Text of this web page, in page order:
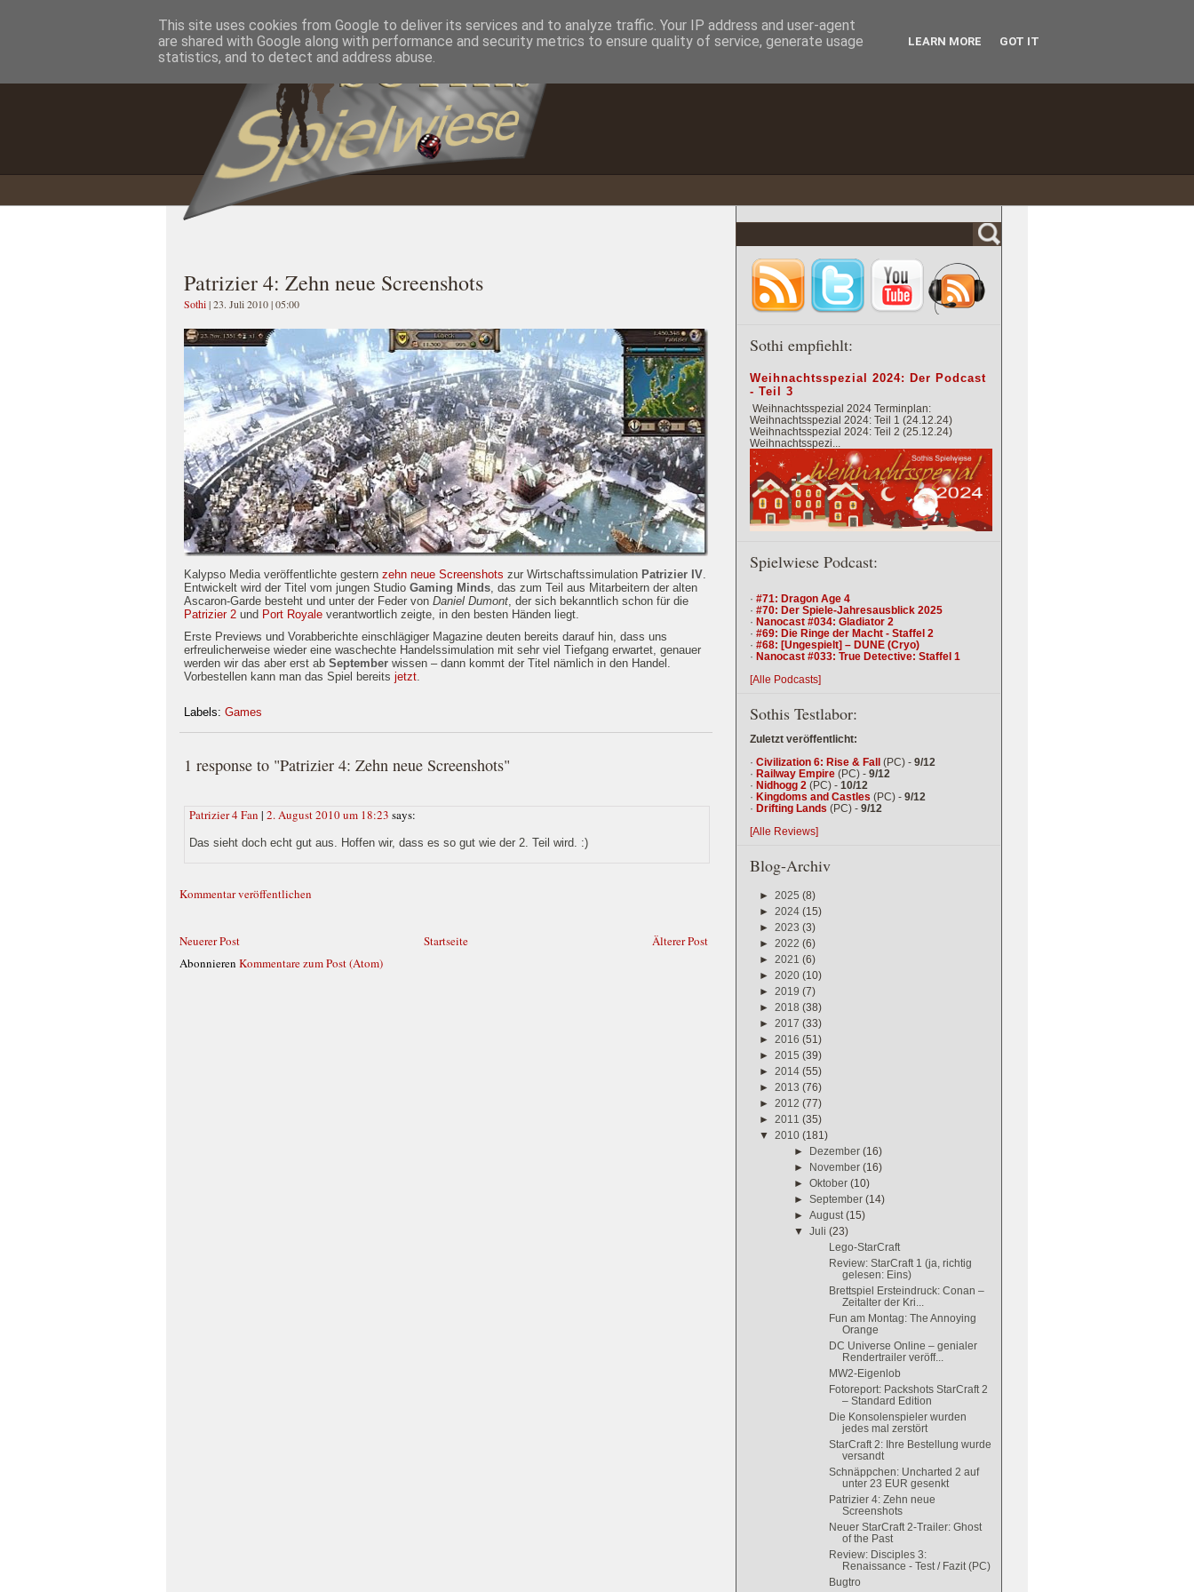
Home Impressum Datenschutzererklärung
Patrizier 4: Zehn neue Screenshots
Sothi| 23. Juli 2010 | 05:00
Kalypso Media veröffentlichte gestern zehn neue Screenshots zur Wirtschaftssimulation Patrizier IV.
Entwickelt wird der Titel vom jungen Studio Gaming Minds, das zum Teil aus Mitarbeitern der alten
Ascaron-Garde besteht und unter der Feder von Daniel Dumont, der sich bekanntlich schon für die
Patrizier 2 und Port Royale verantwortlich zeigte, in den besten Händen liegt.
Erste Previews und Vorabberichte einschlägiger Magazine deuten bereits darauf hin, dass uns
erfreulicherweise wieder eine waschechte Handelssimulation mit sehr viel Tiefgang erwartet, genauer
werden wir das aber erst ab September wissen – dann kommt der Titel nämlich in den Handel.
Vorbestellen kann man das Spiel bereits jetzt.
Labels: Games
1 response to "Patrizier 4: Zehn neue Screenshots"
Patrizier 4 Fan | 2. August 2010 um 18:23 says:
Das sieht doch echt gut aus. Hoffen wir, dass es so gut wie der 2. Teil wird. :)
Kommentar veröffentlichen
Neuerer Post Älterer Post
Startseite
Abonnieren Kommentare zum Post (Atom)
Sothi empfiehlt:
Weihnachtsspezial 2024: Der Podcast
- Teil 3
Weihnachtsspezial 2024 Terminplan:
Weihnachtsspezial 2024: Teil 1 (24.12.24)
Weihnachtsspezial 2024: Teil 2 (25.12.24)
Weihnachtsspezi...
Spielwiese Podcast:
· #71: Dragon Age 4
· #70: Der Spiele-Jahresausblick 2025
· Nanocast #034: Gladiator 2
· #69: Die Ringe der Macht - Staffel 2
· #68: [Ungespielt] – DUNE (Cryo)
· Nanocast #033: True Detective: Staffel 1
[Alle Podcasts]
Sothis Testlabor:
Zuletzt veröffentlicht:
· Civilization 6: Rise & Fall (PC) - 9/12
· Railway Empire (PC) - 9/12
· Nidhogg 2 (PC) - 10/12
· Kingdoms and Castles (PC) - 9/12
· Drifting Lands (PC) - 9/12
[Alle Reviews]
Blog-Archiv
► 2025 (8)
► 2024 (15)
► 2023 (3)
► 2022 (6)
► 2021 (6)
► 2020 (10)
► 2019 (7)
► 2018 (38)
► 2017 (33)
► 2016 (51)
► 2015 (39)
► 2014 (55)
► 2013 (76)
► 2012 (77)
► 2011 (35)
▼ 2010 (181)
► Dezember(16)
► November(16)
►Oktober(10)
► September(14)
► August(15)
▼
Juli(23)
Lego-StarCraft
Review: StarCraft 1 (ja, richtig
gelesen: Eins)
Brettspiel Ersteindruck: Conan –
Zeitalter der Kri...
Fun am Montag: The Annoying
Orange
DC Universe Online – genialer
Rendertrailer veröff...
MW2-Eigenlob
Fotoreport: Packshots StarCraft 2
– Standard Edition
Die Konsolenspieler wurden
jedes mal zerstört
StarCraft 2: Ihre Bestellung wurde
versandt
Schnäppchen: Uncharted 2 auf
unter 23 EUR gesenkt
Patrizier 4: Zehn neue
Screenshots
Neuer StarCraft 2-Trailer: Ghost
of the Past
Review: Disciples 3:
Renaissance - Test / Fazit (PC)
Bugtro
This site uses cookies from Google to deliver its services and to analyze traffic. Your IP address and user-agent
are shared with Google along with performance and security metrics to ensure quality of service, generate usage
statistics, and to detect and address abuse.
LEARN MORE GOT IT